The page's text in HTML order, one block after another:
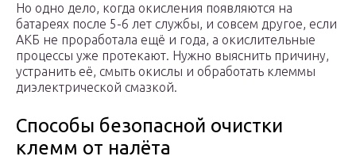
Но одно дело, когда окисления появляются на
батареях после 5-6 лет службы, и совсем другое, если
АКБ не проработала ещё и года, а окислительные
процессы уже протекают. Нужно выяснить причину,
устранить её, смыть окислы и обработать клеммы
диэлектрической смазкой.
Способы безопасной очистки
клемм от налёта